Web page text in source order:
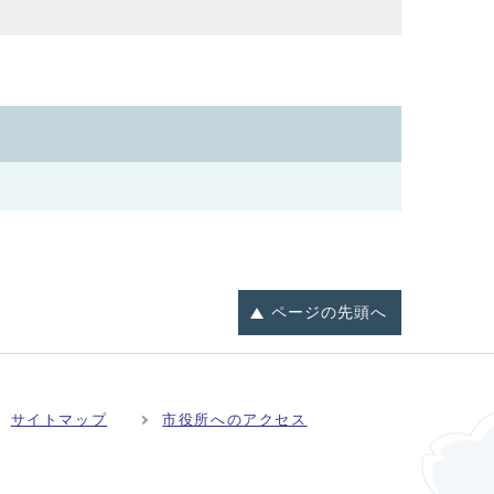
ページの先頭へ
サイトマップ 市役所へのアクセス